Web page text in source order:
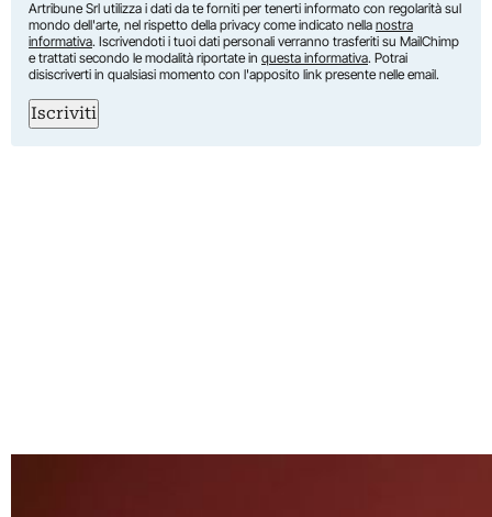
Artribune Srl utilizza i dati da te forniti per tenerti informato con regolarità sul
mondo dell'arte, nel rispetto della privacy come indicato nella nostra
informativa. Iscrivendoti i tuoi dati personali verranno trasferiti su MailChimp
e trattati secondo le modalità riportate in questa informativa. Potrai
disiscriverti in qualsiasi momento con l'apposito link presente nelle email.
Iscriviti